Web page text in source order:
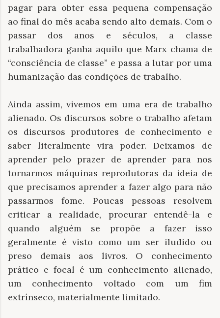
pagar para obter essa pequena compensação
ao final do mês acaba sendo alto demais. Com o
passar dos anos e séculos, a classe
trabalhadora ganha aquilo que Marx chama de
“consciência de classe” e passa a lutar por uma
humanização das condições de trabalho.
Ainda assim, vivemos em uma era de trabalho
alienado. Os discursos sobre o trabalho afetam
os discursos produtores de conhecimento e
saber literalmente vira poder. Deixamos de
aprender pelo prazer de aprender para nos
tornarmos máquinas reprodutoras da ideia de
que precisamos aprender a fazer algo para não
passarmos fome. Poucas pessoas resolvem
criticar a realidade, procurar entendê-la e
quando alguém se propõe a fazer isso
geralmente é visto como um ser iludido ou
preso demais aos livros. O conhecimento
prático e focal é um conhecimento alienado,
um conhecimento voltado com um fim
extrínseco, materialmente limitado.